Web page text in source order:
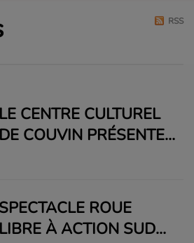
RSS
LE CENTRE CULTUREL
DE COUVIN PRÉSENTE
SPECTACLE ROUE
LIBRE À ACTION SUD